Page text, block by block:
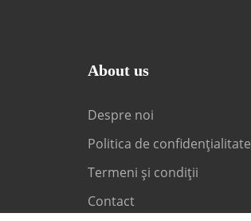
About us
Despre noi
Politica de confidențialitate
Termeni și condiții
Contact